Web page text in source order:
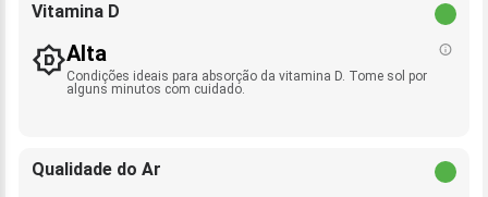
Vitamina D
Alta
Condições ideais para absorção da vitamina D. Tome sol por
alguns minutos com cuidado.
Qualidade do Ar